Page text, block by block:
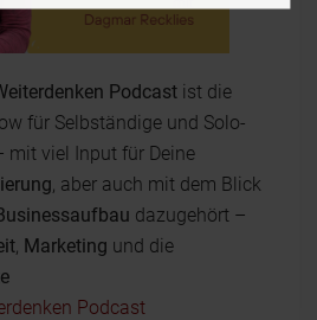
Podcast ist die
für Selbständige und Solo-
mit viel Input für Deine
, aber auch mit dem Blick
dazugehört –
Marketing und die
Podcast